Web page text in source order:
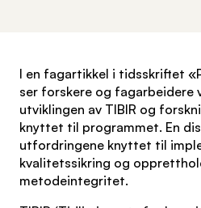
I en fagartikkel i tidsskriftet
ser forskere og fagarbeidere
utviklingen av TIBIR og
knyttet til programmet. En
utfordringene knyttet til
kvalitetssikring og
metodeintegritet.